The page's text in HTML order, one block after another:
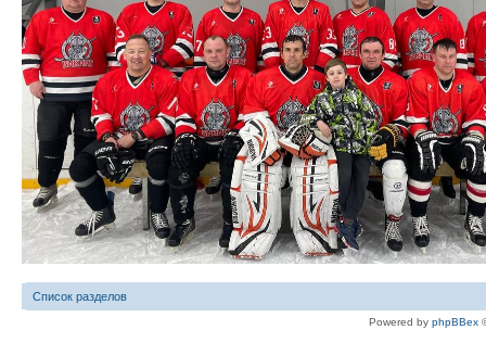
Список разделов
Powered by phpBBex